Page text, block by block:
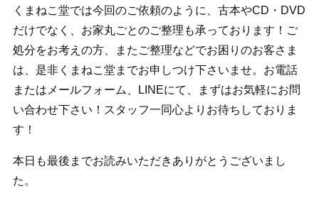
くまねこ堂では今回のご依頼のように、古本やCD・DVD
だけでなく、お家丸ごとのご整理も承っております！ご
処分をお考えの方、またご整理などでお困りのお客さま
は、是非くまねこ堂までお申しつけ下さいませ。お電話
またはメールフォーム、LINEにて、まずはお気軽にお問
い合わせ下さい！スタッフ一同心よりお待ちしておりま
す！
本日も最後までお読みいただきありがとうございまし
た。